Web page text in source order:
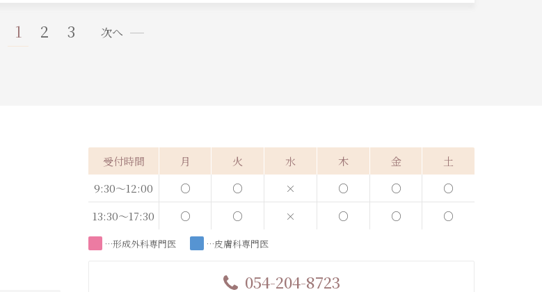
1 2 3 次へ
受付時間 月 火 水 木 金
土
9:30～12:00
○ ○ × ○ ○
○
13:30～17:30
○ ○ × ○ ○ ○
…形成外科専門医 …皮膚科専門医
054-204-8723